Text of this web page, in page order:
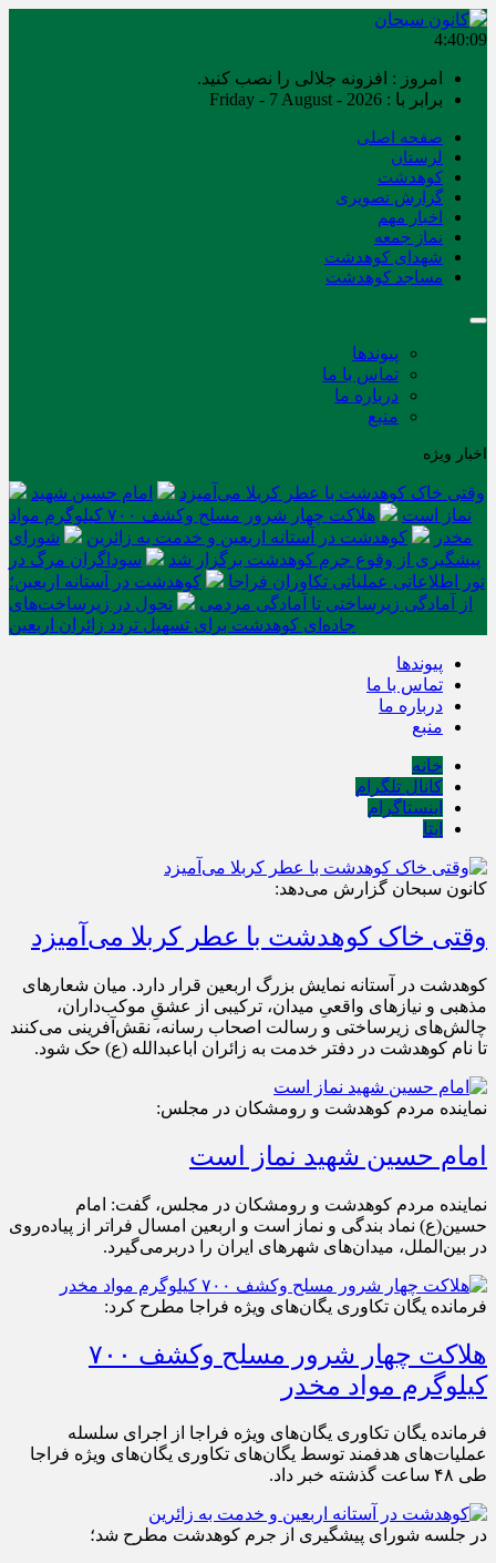
4:40:10
امروز : افزونه جلالی را نصب کنید.
برابر با : Friday - 7 August - 2026
صفحه اصلی
لرستان
کوهدشت
گزارش تصویری
اخبار مهم
نماز جمعه
شهدای کوهدشت
مساجد کوهدشت
پیوندها
تماس با ما
درباره ما
منبع
اخبار ویژه
وقتی خاک کوهدشت با عطر کربلا می‌آمیزد
امام حسین شهید
نماز است
هلاکت چهار شرور مسلح وکشف ۷۰۰ کیلوگرم مواد
مخدر
کوهدشت در آستانه اربعین و خدمت‌ به زائرین
شورای
پیشگیری از وقوع جرم کوهدشت برگزار شد
سوداگران مرگ در
تور اطلاعاتی عملیاتی تکاوران فراجا
کوهدشت در آستانه اربعین؛
از آمادگی زیرساختی تا آمادگی مردمی
تحول در زیرساخت‌های
جاده‌ای کوهدشت برای تسهیل تردد زائران اربعین
پیوندها
تماس با ما
درباره ما
منبع
خانه
کانال تلگرام
اینستاگرام
ایتا
کانون سبحان گزارش می‌دهد:
وقتی خاک کوهدشت با عطر کربلا می‌آمیزد
کوهدشت در آستانه نمایش بزرگ اربعین قرار دارد. میان شعارهای
مذهبی و نیازهای واقعیِ میدان، ترکیبی از عشقِ موکب‌داران،
چالش‌های زیرساختی و رسالت اصحاب رسانه، نقش‌آفرینی می‌کنند
تا نام کوهدشت در دفتر خدمت به زائران اباعبدالله (ع) حک شود.
نماینده مردم کوهدشت و رومشکان در مجلس:
امام حسین شهید نماز است
نماینده مردم کوهدشت و رومشکان در مجلس، گفت: امام
حسین(ع) نماد بندگی و نماز است و اربعین امسال فراتر از پیاده‌روی
در بین‌الملل، میدان‌های شهرهای ایران را دربرمی‌گیرد.
فرمانده یگان تکاوری یگان‌های ویژه فراجا مطرح کرد:
هلاکت چهار شرور مسلح وکشف ۷۰۰
کیلوگرم مواد مخدر
فرمانده یگان تکاوری یگان‌های ویژه فراجا از اجرای سلسله
عملیات‌های هدفمند توسط یگان‌های تکاوری یگان‌های ویژه فراجا
طی ۴۸ ساعت گذشته خبر داد.
در جلسه شورای پیشگیری از جرم کوهدشت مطرح شد؛